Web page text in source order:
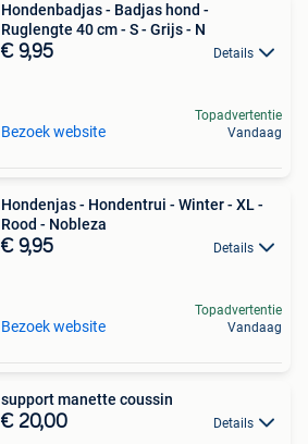
Hondenbadjas - Badjas hond -
Ruglengte 40 cm - S - Grijs - N
€ 9,95 Details
Bezoek website
Topadvertentie
Vandaag
Hondenjas - Hondentrui - Winter - XL -
Rood - Nobleza
€ 9,95 Details
Bezoek website
Topadvertentie
Vandaag
support manette coussin
€ 20,00 Details